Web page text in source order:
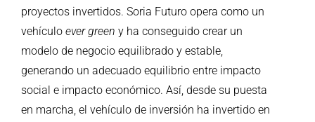
proyectos invertidos. Soria Futuro opera como un
vehículo ever green y ha conseguido crear un
modelo de negocio equilibrado y estable,
generando un adecuado equilibrio entre impacto
social e impacto económico. Así, desde su puesta
en marcha, el vehículo de inversión ha invertido en